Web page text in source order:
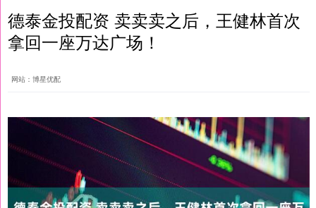
德泰金投配资 卖卖卖之后，王健林首次
拿回一座万达广场！
网站：博星优配